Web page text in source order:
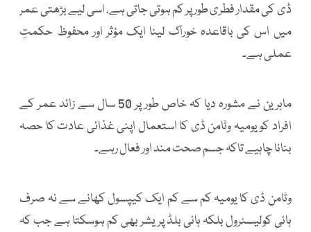
ڈی کی مقدار فطری طور پر کم ہوتی جاتی ہے، اسی لیے بڑھتی عمر
میں اس کی باقاعدہ خوراک لینا ایک مؤثر اور محفوظ حکمتِ
عملی ہے۔
ماہرین نے مشورہ دیا کہ خاص طور پر 50 سال سے زائد عمر کے
افراد کو یومیہ وٹامن ڈی کا استعمال اپنی غذائی عادت کا حصہ
بنانا چاہیے تاکہ جسم صحت مند اور فعال رہے۔
وٹامن ڈی کا یومیہ کم سے کم ایک کیپسول کھانے سے نہ صرف
ہائی کولیسٹرول بلکہ ہائی بلڈ پریشر بھی کم ہوسکتا ہے جب کہ